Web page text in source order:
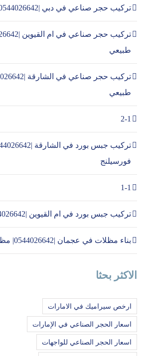
تركيب حجر صناعي في دبي |0544026642| حجر طبيعي
طبيعي
طبيعي
2-1
فورسيلنج
1-1
تركيب جبس بورد في ام القيوين |0544026642
بناء مظلات في عجمان |0544026642| مظلات سيارات
الاكثر بحثا
ارخص سيراميك في الامارات
اسعار الحجر الصناعي في الإمارات
اسعار الحجر الصناعي للواجهات